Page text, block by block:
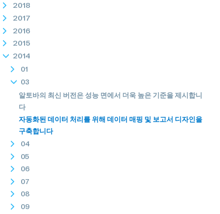
2018
2017
2016
2015
2014
01
03
알토바의 최신 버전은 성능 면에서 더욱 높은 기준을 제시합니
다
자동화된 데이터 처리를 위해 데이터 매핑 및 보고서 디자인을
구축합니다
04
05
06
07
08
09